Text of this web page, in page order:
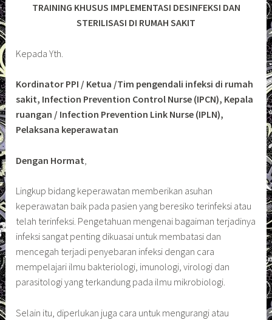
TRAINING KHUSUS IMPLEMENTASI DESINFEKSI DAN
STERILISASI DI RUMAH SAKIT
Kepada Yth.
Kordinator PPI / Ketua /Tim pengendali infeksi di rumah
sakit, Infection Prevention Control Nurse (IPCN), Kepala
ruangan / Infection Prevention Link Nurse (IPLN),
Pelaksana keperawatan
Dengan Hormat
Lingkup bidang keperawatan memberikan asuhan
keperawatan baik pada pasien yang beresiko terinfeksi atau
telah terinfeksi. Pengetahuan mengenai bagaiman terjadinya
infeksi sangat penting dikuasai untuk membatasi dan
mencegah terjadi penyebaran infeksi dengan cara
mempelajari ilmu bakteriologi, imunologi, virologi dan
parasitologi yang terkandung pada ilmu mikrobiologi.
Selain itu, diperlukan juga cara untuk mengurangi atau